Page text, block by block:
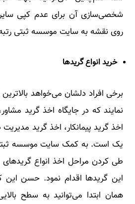
شخصی‌سازی آن برای عدم کپی
روی نقشه به سایت موسسه ثبتی رتبه
خرید انواع گریدها
برخی افراد دلشان می‌خواهد
نمایند که در جایگاه اخذ گرید
اخذ گرید پیمانکار، اخذ گرید
یک است. به کمک سایت موسسه
طی کردن مراحل اخذ انواع
این گریدها اقدام نمود. حسن این
همان ابتدا می‌توانید به سطح